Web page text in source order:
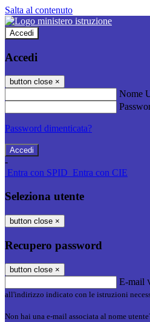
Salta al contenuto
Accedi
Accedi
button close ×
Nome
Password dimenticata?
-
Entra con SPID Entra con CIE
Seleziona utente
button close ×
Recupero password
button close ×
E-mail
all'indirizzo indicato con le istruzioni
Non hai una e-mail associata al nome